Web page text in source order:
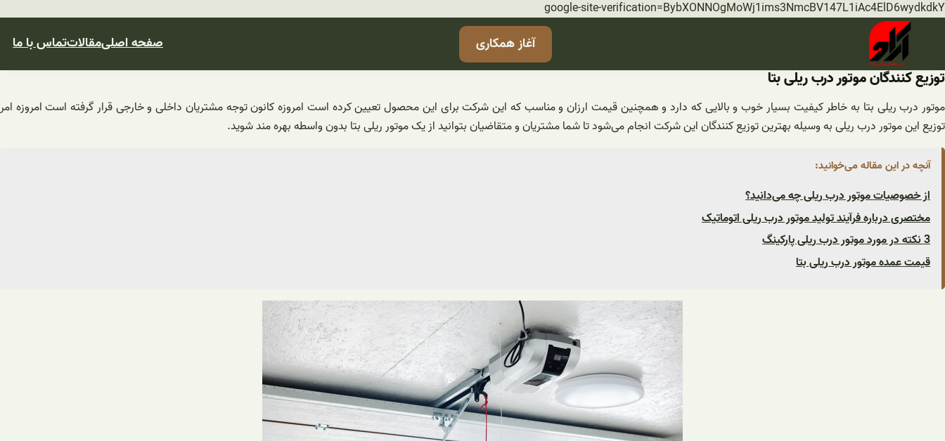
google-site-verification=BybXONNOgMoWj1ims3NmcBV147L1iAc4ElD6wydkdkYرفتن
به
محتوا
آغاز همکاری صفحه اصلیمقالاتتماس با ما
توزیع کنندگان موتور درب ریلی بتا
موتور درب ریلی بتا به خاطر کیفیت بسیار خوب و بالایی که دارد و همچنین قیمت ارزان و مناسب که این شرکت برای این محصول تعیین کرده است امروزه کانون توجه مشتریان داخلی و خارجی قرار گرفته است امروزه امر
توزیع این موتور درب ریلی به وسیله بهترین توزیع کنندگان این شرکت انجام می‌شود تا شما مشتریان و متقاضیان بتوانید از یک موتور ریلی بتا بدون واسطه بهره مند شوید.
آنچه در این مقاله می‌خوانید:
از خصوصیات موتور درب ریلی چه می‌دانید؟
مختصری درباره فرآیند تولید موتور درب ریلی اتوماتیک
3 نکته در مورد موتور درب ریلی پارکینگ
قیمت عمده موتور درب ریلی بتا